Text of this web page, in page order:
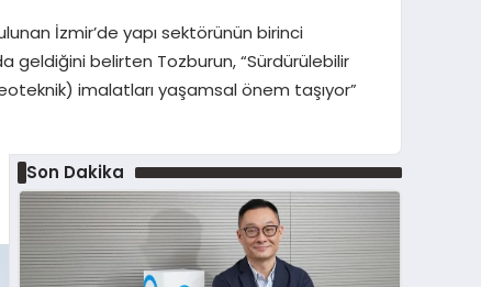
İzmir’de yapı sektörünün birinci
geldiğini belirten Tozburun, “Sürdürülebilir
imalatları yaşamsal önem taşıyor”
Son Dakika